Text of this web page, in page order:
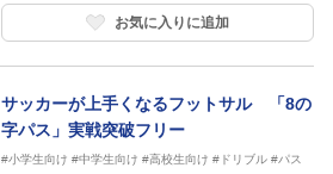
お気に入りに追加
サッカーが上手くなるフットサル 「8の
字パス」実戦突破フリー
#小学生向け #中学生向け #高校生向け #ドリブル #パス